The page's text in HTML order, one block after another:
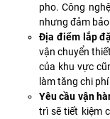
pho. Công
nhưng đảm
Địa điểm lắp
vận chuyển
của khu vực
làm tăng chi
Yêu cầu vận
trì sẽ tiết kiệm